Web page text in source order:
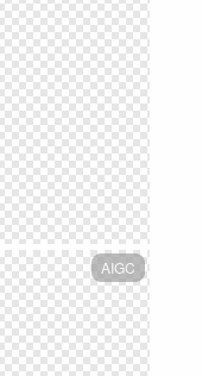
AIGC